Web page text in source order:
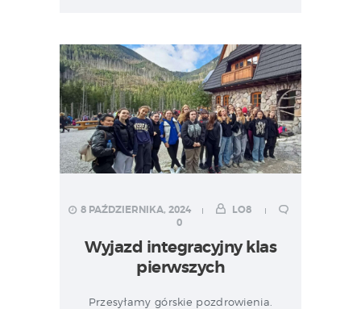
8 PAŹDZIERNIKA, 2024
LO8
0
Wyjazd integracyjny klas
pierwszych
Przesyłamy górskie pozdrowienia.